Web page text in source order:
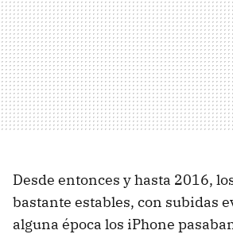
Desde entonces y hasta 2016,
bastante estables, con subidas
alguna época los iPhone